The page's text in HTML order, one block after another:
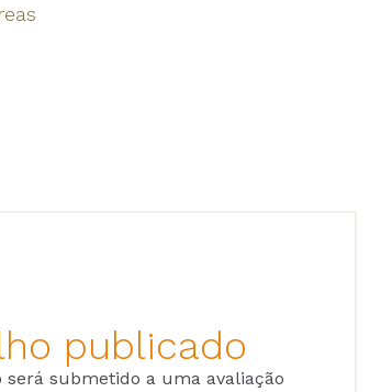
publicado
será submetido a uma avaliação